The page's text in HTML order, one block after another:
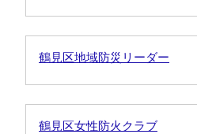
鶴見区地域防災リーダー
鶴見区女性防火クラブ